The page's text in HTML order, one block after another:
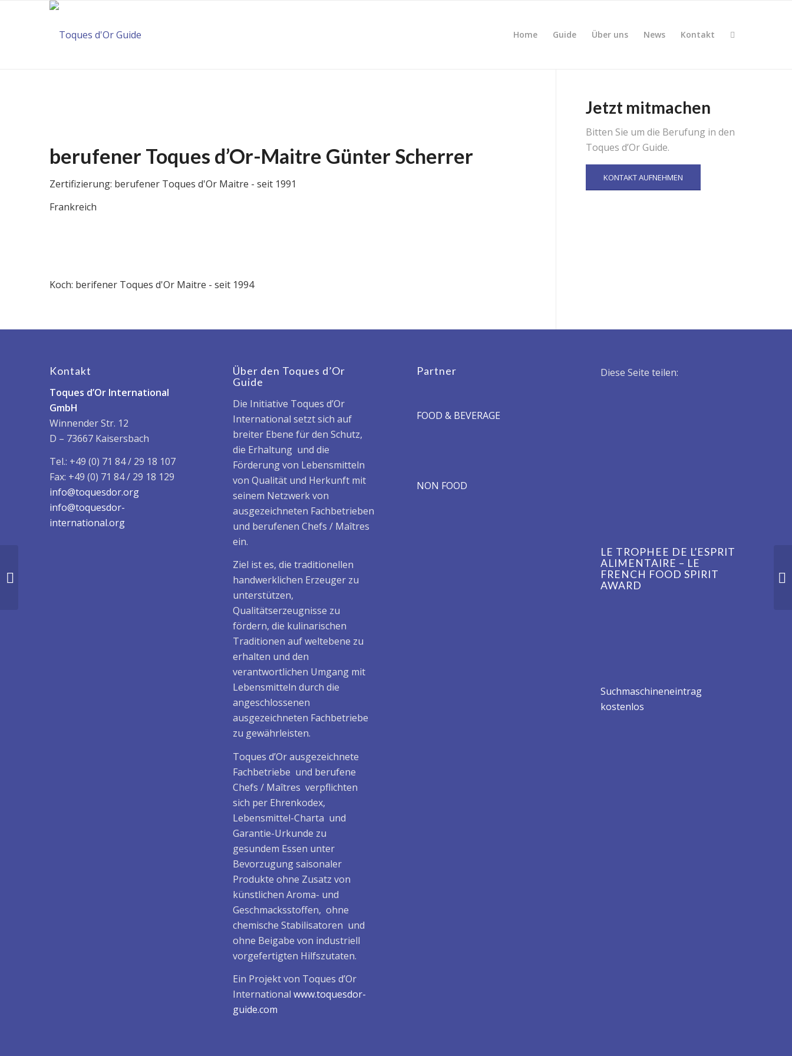
Home Guide Über uns News Kontakt
berufener Toques d’Or-Maitre Günter Scherrer
Zertifizierung: berufener Toques d'Or Maitre - seit 1991
Frankreich
Koch: berifener Toques d'Or Maitre - seit 1994
Jetzt mitmachen
Bitten Sie um die Berufung in den
Toques d’Or Guide.
KONTAKT AUFNEHMEN
Kontakt
Toques d’Or International
GmbH
Winnender Str. 12
D – 73667 Kaisersbach
Tel.: +49 (0) 71 84 / 29 18 107
Fax: +49 (0) 71 84 / 29 18 129
info@toquesdor.org
info@toquesdor-
international.org
Über den Toques d’Or
Guide
Die Initiative Toques d’Or
International setzt sich auf
breiter Ebene für den Schutz,
die Erhaltung und die
Förderung von Lebensmitteln
von Qualität und Herkunft mit
seinem Netzwerk von
ausgezeichneten Fachbetrieben
und berufenen Chefs / Maîtres
ein.
Ziel ist es, die traditionellen
handwerklichen Erzeuger zu
unterstützen,
Qualitätserzeugnisse zu
fördern, die kulinarischen
Traditionen auf weltebene zu
erhalten und den
verantwortlichen Umgang mit
Lebensmitteln durch die
angeschlossenen
ausgezeichneten Fachbetriebe
zu gewährleisten.
Toques d’Or ausgezeichnete
Fachbetriebe und berufene
Chefs / Maîtres verpflichten
sich per Ehrenkodex,
Lebensmittel-Charta und
Garantie-Urkunde zu
gesundem Essen unter
Bevorzugung saisonaler
Produkte ohne Zusatz von
künstlichen Aroma- und
Geschmacksstoffen, ohne
chemische Stabilisatoren und
ohne Beigabe von industriell
vorgefertigten Hilfszutaten.
Ein Projekt von Toques d’Or
Internationalwww.toquesdor-
guide.com
Partner
FOOD & BEVERAGE
NON FOOD
Diese Seite teilen:
LE TROPHEE DE L’ESPRIT
ALIMENTAIRE – LE
FRENCH FOOD SPIRIT
AWARD
Suchmaschineneintrag
kostenlos